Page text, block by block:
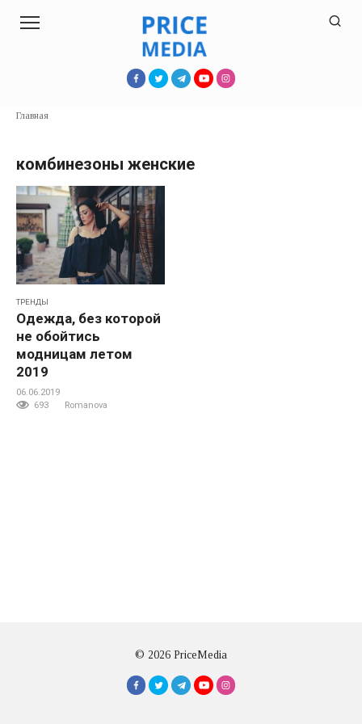
Главная
комбинезоны женские
ТРЕНДЫ
Одежда, без которой
не обойтись
модницам летом
2019
06.06.2019
693
Romanova
© 2026 PriceMedia